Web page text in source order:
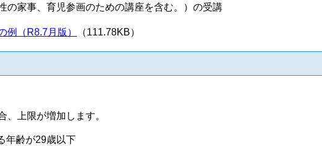
の家事、育児参画のための講座を含む。）の受講
例（R8.7月版） （111.78KB）
上限が増加します。
年齢が29歳以下